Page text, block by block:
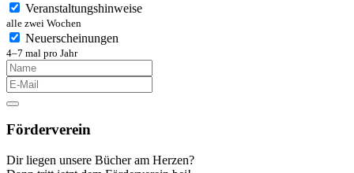
Veranstaltungshinweise
alle zwei Wochen
Neuerscheinungen
4–7 mal pro Jahr
Förderverein
Dir liegen unsere Bücher am Herzen?